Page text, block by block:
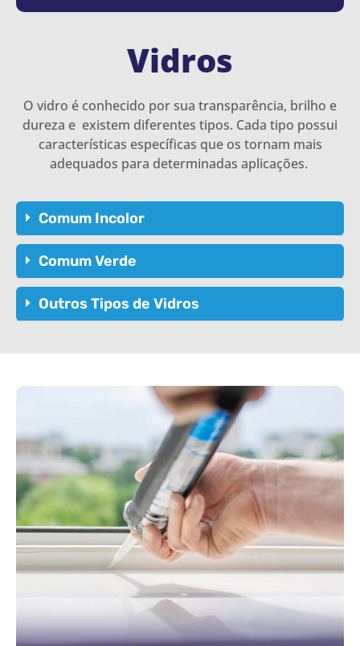
Vidros
O vidro é conhecido por sua transparência, brilho e
dureza e existem diferentes tipos. Cada tipo possui
características específicas que os tornam mais
adequados para determinadas aplicações.
Comum Incolor
Comum Verde
Outros Tipos de Vidros